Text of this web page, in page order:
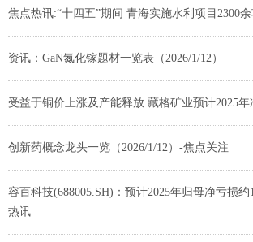
焦点热讯:“十四五”期间 青海实施水利项目2300余
资讯：GaN氮化镓题材一览表（2026/1/12）
受益于铜价上涨及产能释放 藏格矿业预计2025
创新药概念龙头一览（2026/1/12）-焦点关注
容百科技(688005.SH)：预计2025年归母净亏损
热讯